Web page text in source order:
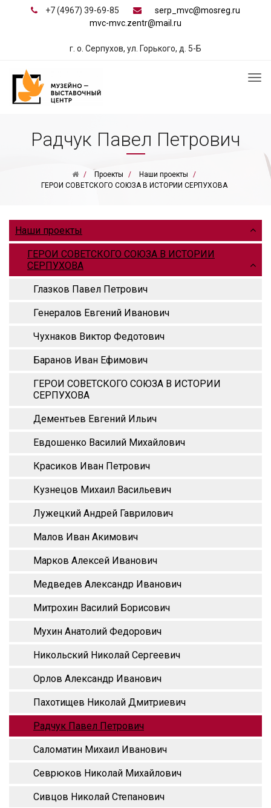
+7 (4967) 39-69-85
serp_mvc@mosreg.ru
mvc-mvc.zentr@mail.ru
г. о. Серпухов, ул. Горького, д. 5-Б
Радчук Павел Петрович
Проекты
Наши проекты
ГЕРОИ СОВЕТСКОГО СОЮЗА В ИСТОРИИ СЕРПУХОВА
Наши проекты
ГЕРОИ СОВЕТСКОГО СОЮЗА В ИСТОРИИ
СЕРПУХОВА
Глазков Павел Петрович
Генералов Евгений Иванович
Чухнаков Виктор Федотович
Баранов Иван Ефимович
ГЕРОИ СОВЕТСКОГО СОЮЗА В ИСТОРИИ
СЕРПУХОВА
Дементьев Евгений Ильич
Евдошенко Василий Михайлович
Красиков Иван Петрович
Кузнецов Михаил Васильевич
Лужецкий Андрей Гаврилович
Малов Иван Акимович
Марков Алексей Иванович
Медведев Александр Иванович
Митрохин Василий Борисович
Мухин Анатолий Федорович
Никольский Николай Сергеевич
Орлов Александр Иванович
Пахотищев Николай Дмитриевич
Радчук Павел Петрович
Саломатин Михаил Иванович
Севрюков Николай Михайлович
Сивцов Николай Степанович